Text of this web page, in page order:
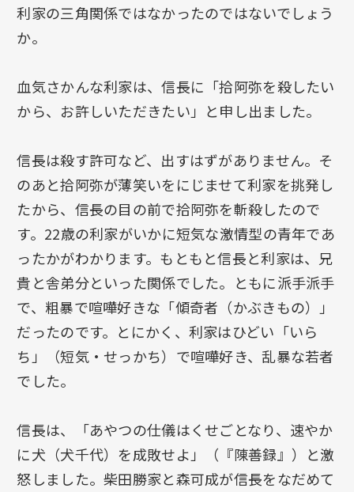
利家の三角関係ではなかったのではないでしょう
か。
血気さかんな利家は、信長に「拾阿弥を殺したい
から、お許しいただきたい」と申し出ました。
信長は殺す許可など、出すはずがありません。そ
のあと拾阿弥が薄笑いをにじませて利家を挑発し
たから、信長の目の前で拾阿弥を斬殺したので
す。22歳の利家がいかに短気な激情型の青年であ
ったかがわかります。もともと信長と利家は、兄
貴と舎弟分といった関係でした。ともに派手派手
で、粗暴で喧嘩好きな「傾奇者（かぶきもの）」
だったのです。とにかく、利家はひどい「いら
ち」（短気・せっかち）で喧嘩好き、乱暴な若者
でした。
信長は、「あやつの仕儀はくせごとなり、速やか
に犬（犬千代）を成敗せよ」（『陳善録』）と激
怒しました。柴田勝家と森可成が信長をなだめて